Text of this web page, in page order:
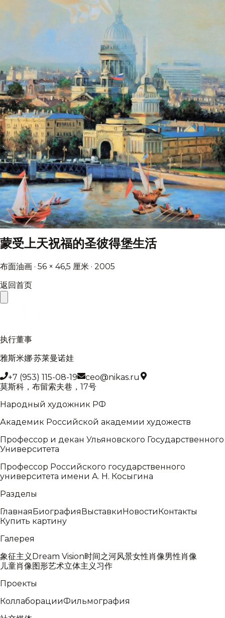
蒙受上天祝福的圣彼得堡生活
布面油画 · 56 × 46,5 厘米 · 2005
返回首页
执行董事
雅斯米娜·苏莱曼诺娃
+7 (953) 115-08-19
ceo@nikas.ru
莫斯科，布留索夫巷，17号
Народный художник РФ
Академик Российской академии художеств
Профессор и декан Ульяновского Государственного
Университета
Профессор Российского государственного
университета имени А. Н. Косыгина
Разделы
ГлавнаяБиографияВыставкиНовостиКонтакты
Купить картину
Галерея
象征主义 Dream Vision时间之河风景女性肖像男性肖像
儿童肖像图形艺术立体主义 习作
Проекты
КоллаборацииФильмография